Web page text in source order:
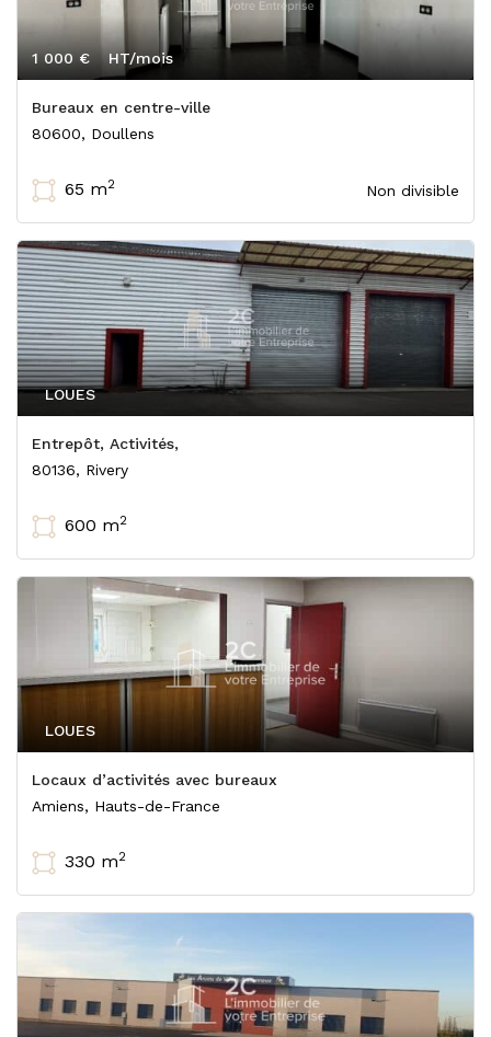
Bureaux en centre-ville
Non divisible
1 000 € HT/mois
80600, Doullens
65 m2
Entrepôt, Activités,
LOUES
80136, Rivery
600 m2
Locaux d’activités avec bureaux
LOUES
Amiens, Hauts-de-France
330 m2